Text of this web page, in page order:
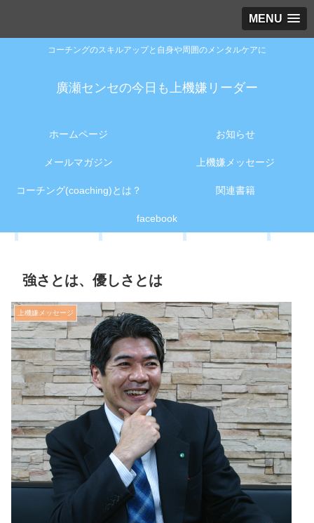
MENU
コーチングのスキルアップと自身や周囲のメンタルケアに
廣瀬センセの今日も上機嫌リーダー
ホームページ お知らせ
メールマガジン 上機嫌メッセージ
コーチング(coaching)とは？ 関連書籍
facebook
強さとは、優しさとは
上機嫌メッセージ